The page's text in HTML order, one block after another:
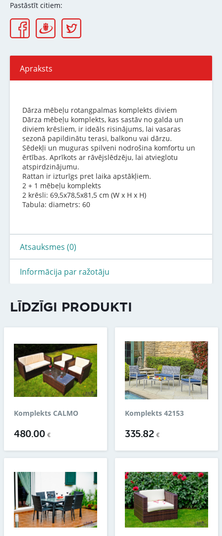
Pastāstīt citiem:
Apraksts
Dārza mēbeļu rotangpalmas komplekts diviem
Dārza mēbeļu komplekts, kas sastāv no galda un
diviem krēsliem, ir ideāls risinājums, lai vasaras
sezonā papildinātu terasi, balkonu vai dārzu.
Sēdekļi un muguras spilveni nodrošina komfortu un
ērtības. Aprīkots ar rāvējslēdzēju, lai atvieglotu
atspirdzinājumu.
Rattan ir izturīgs pret laika apstākļiem.
2 + 1 mēbeļu komplekts
2 krēsli: 69,5x78,5x81,5 cm (W x H x H)
Tabula: diametrs: 60
Atsauksmes (0)
Informācija par ražotāju
LĪDZĪGI PRODUKTI
Komplekts CALMO
480.00€
Komplekts 42153
335.82€